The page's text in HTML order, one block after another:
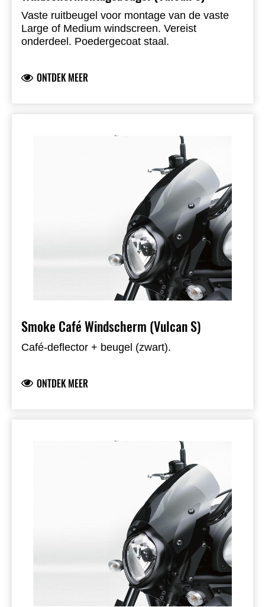
Vaste ruitbeugel voor montage van de vaste
Large of Medium windscreen. Vereist
onderdeel. Poedergecoat staal.
ONTDEK MEER
Smoke Café Windscherm (Vulcan S)
Café-deflector + beugel (zwart).
ONTDEK MEER